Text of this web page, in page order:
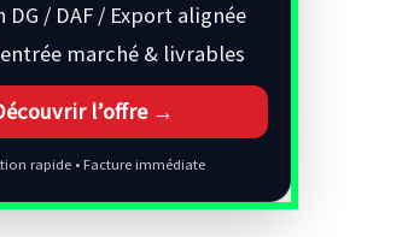
DG / DAF / Export alignée
marché & livrables
l’offre →
rapide • Facture immédiate